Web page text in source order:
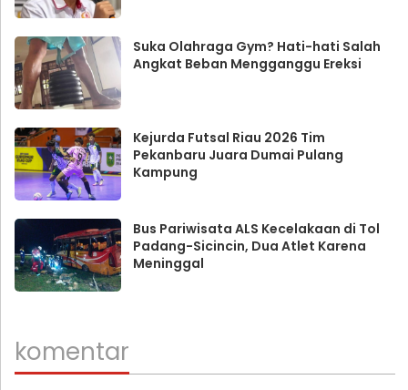
Suka Olahraga Gym? Hati-hati Salah
Angkat Beban Mengganggu Ereksi
Kejurda Futsal Riau 2026 Tim
Pekanbaru Juara Dumai Pulang
Kampung
Bus Pariwisata ALS Kecelakaan di Tol
Padang-Sicincin, Dua Atlet Karena
Meninggal
komentar